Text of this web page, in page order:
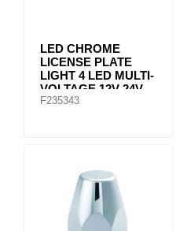
LED CHROME
LICENSE PLATE
LIGHT 4 LED MULTI-
VOLTAGE 12V-24V
F235343